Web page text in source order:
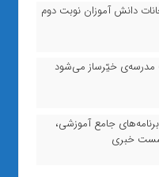
دانش آموزان نوبت دوم
خیّرساز می‌شود
جامع آموزشی،
خبری